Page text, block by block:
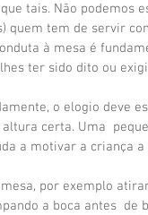
tais. Não podemos
quem tem de servir
à mesa é
ter sido dito ou
o elogio deve
certa. Uma
a motivar a criança
por exemplo
a boca antes  de